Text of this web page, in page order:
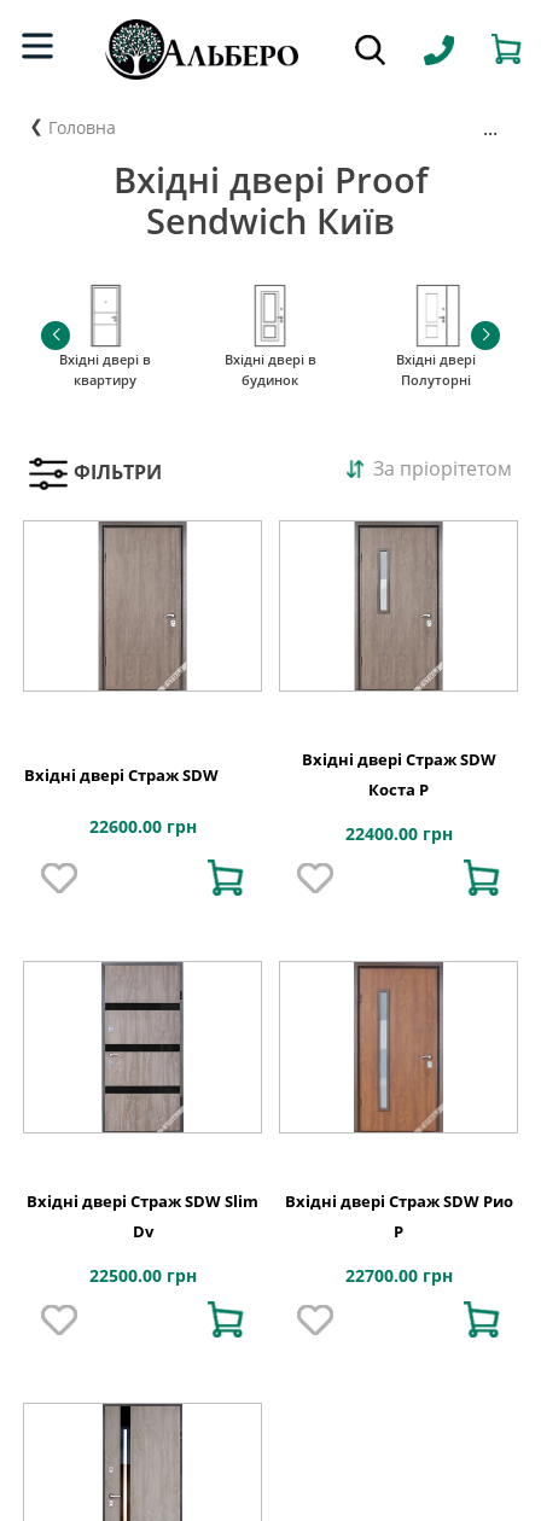
Головна ...
Вхідні двері Proof
Sendwich Київ
Вхідні двері в
квартиру
Вхідні двері в
будинок
Вхідні двері
Полуторні
ФІЛЬТРИ За пріорітетом
Вхідні двері Страж SDW
22600.00 грн
Вхідні двері Страж SDW
Коста Р
22400.00 грн
Вхідні двері Страж SDW Slim
Dv
22500.00 грн
Вхідні двері Страж SDW Рио
Р
22700.00 грн